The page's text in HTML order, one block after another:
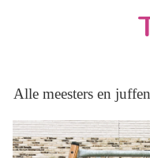
Alle meesters en